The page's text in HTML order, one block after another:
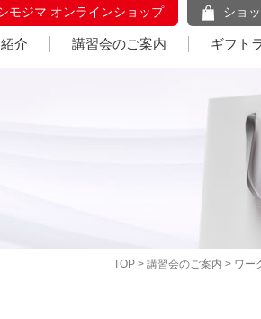
モジマ オンラインショップ ショ
介 講習会のご案内 ギフト
TOP > 講習会のご案内 > ワー